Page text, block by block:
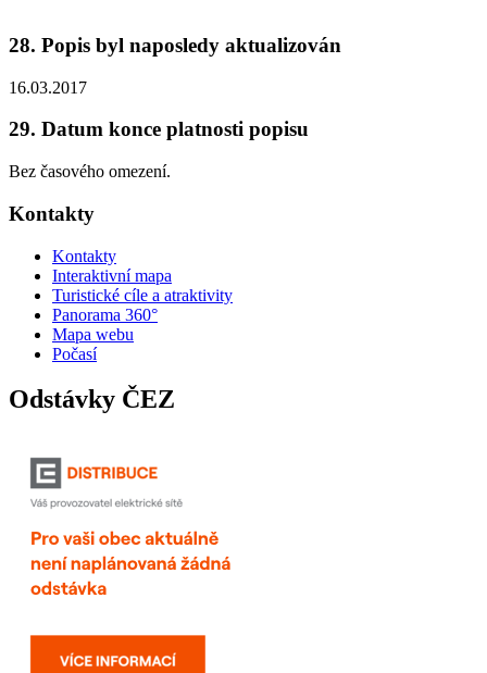
28. Popis byl naposledy aktualizován
16.03.2017
29. Datum konce platnosti popisu
Bez časového omezení.
Kontakty
Kontakty
Interaktivní mapa
Turistické cíle a atraktivity
Panorama 360°
Mapa webu
Počasí
Odstávky ČEZ